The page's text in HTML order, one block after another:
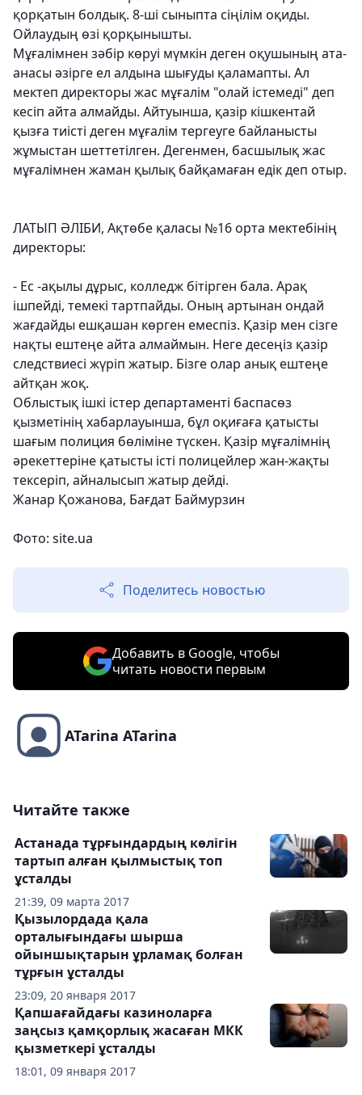
қорқатын болдық. 8-ші сыныпта сіңілім оқиды.
Ойлаудың өзі қорқынышты.
Мұғалімнен зәбір көруі мүмкін деген оқушының ата-
анасы әзірге ел алдына шығуды қаламапты. Ал
мектеп директоры жас мұғалім "олай істемеді" деп
кесіп айта алмайды. Айтуынша, қазір кішкентай
қызға тиісті деген мұғалім тергеуге байланысты
жұмыстан шеттетілген. Дегенмен, басшылық жас
мұғалімнен жаман қылық байқамаған едік деп отыр.
ЛАТЫП ӘЛІБИ, Ақтөбе қаласы №16 орта мектебінің
директоры:
- Ес -ақылы дұрыс, колледж бітірген бала. Арақ
ішпейді, темекі тартпайды. Оның артынан ондай
жағдайды ешқашан көрген емеспіз. Қазір мен сізге
нақты ештеңе айта алмаймын. Неге десеңіз қазір
следствиесі жүріп жатыр. Бізге олар анық ештеңе
айтқан жоқ.
Облыстық ішкі істер департаменті баспасөз
қызметінің хабарлауынша, бұл оқиғаға қатысты
шағым полиция бөліміне түскен. Қазір мұғалімнің
әрекеттеріне қатысты істі полицейлер жан-жақты
тексеріп, айналысып жатыр дейді.
Жанар Қожанова, Бағдат Баймурзин
Фото: site.ua
Поделитесь новостью
Добавить в Google, чтобы
читать новости первым
ATarina ATarina
Читайте также
21:39, 09 марта 2017
Астанада тұрғындардың көлігін
тартып алған қылмыстық топ
ұсталды
23:09, 20 января 2017
Қызылордада қала
орталығындағы шырша
ойыншықтарын ұрламақ болған
тұрғын ұсталды
18:01, 09 января 2017
Қапшағайдағы казиноларға
заңсыз қамқорлық жасаған МКК
қызметкері ұсталды